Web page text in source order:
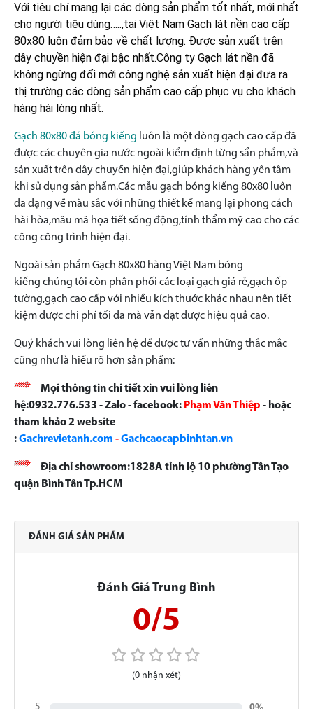
Với tiêu chí mang lại các dòng sản phẩm tốt nhất, mới nhất
cho người tiêu dùng…..,tại Việt Nam Gạch lát nền cao cấp
80x80 luôn đảm bảo về chất lượng. Được sản xuất trên
dây chuyền hiện đại bậc nhất.Công ty Gạch lát nền đã
không ngừng đổi mới công nghệ sản xuất hiện đại đưa ra
thị trường các dòng sản phẩm cao cấp phục vụ cho khách
hàng hài lòng nhất.
Gạch 80x80 đá bóng kiếng luôn là một dòng gạch cao cấp đã
được các chuyên gia nước ngoài kiểm định từng sẩn phẩm,và
sản xuất trên dây chuyền hiện đại,giúp khách hàng yên tâm
khi sử dụng sản phẩm.Các mẫu gạch bóng kiếng 80x80 luôn
đa dạng về màu sắc với những thiết kế mang lại phong cách
hài hòa,mãu mã họa tiết sống động,tính thẩm mỹ cao cho các
công công trình hiện đại.
Ngoài sản phẩm Gạch 80x80 hàng Việt Nam bóng
kiếng chúng tôi còn phân phối các loại gạch giá rẻ,gạch ốp
tường,gạch cao cấp với nhiều kích thước khác nhau nên tiết
kiệm được chi phí tối đa mà vẫn đạt được hiệu quả cao.
Quý khách vui lòng liên hệ để được tư vấn những thắc mắc
cũng như là hiểu rõ hơn sản phẩm:
Mọi thông tin chi tiết xin vui lòng liên
hệ:0932.776.533 - Zalo - facebook: Phạm Văn Thiệp - hoặc
tham khảo 2 website
:Gachrevietanh.com -Gachcaocapbinhtan.vn
Địa chỉ showroom:1828A tỉnh lộ 10 phường Tân Tạo
quận Bình Tân Tp.HCM
ĐÁNH GIÁ SẢN PHẨM
Đánh Giá Trung Bình
0/5
(0 nhận xét)